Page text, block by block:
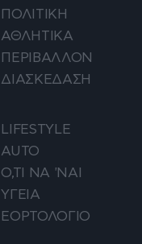
ΠΟΛΙΤΙΚΗ
ΑΘΛΗΤΙΚΑ
ΠΕΡΙΒΑΛΛΟΝ
ΔΙΑΣΚΕΔΑΣΗ
LIFESTYLE
AUTO
Ο,ΤΙ ΝΑ 'ΝΑΙ
ΥΓΕΙΑ
ΕΟΡΤΟΛΟΓΙΟ